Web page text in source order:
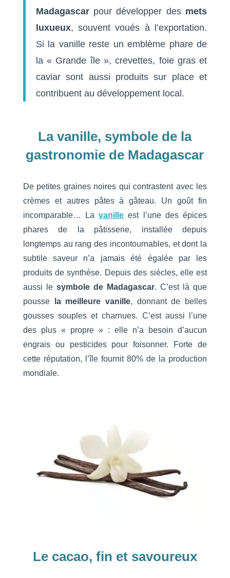
Madagascarpour développer des mets
luxueux, souvent voués à l’exportation.
Si la vanille reste un emblème phare de
la « Grande île », crevettes, foie gras et
caviar sont aussi produits sur place et
contribuent au développement local.
La vanille, symbole de la
gastronomie de Madagascar
De petites graines noires qui contrastent avec les
crèmes et autres pâtes à gâteau. Un goût fin
incomparable… Lavanille est l’une des épices
phares de la pâtisserie, installée depuis
longtemps au rang des incontournables, et dont la
subtile saveur n’a jamais été égalée par les
produits de synthèse. Depuis des siècles, elle est
aussi le symbole de Madagascar. C’est là que
pousse
la meilleure vanille, donnant de belles
gousses souples et charnues. C’est aussi l’une
des plus « propre » : elle n’a besoin d’aucun
engrais ou pesticides pour foisonner. Forte de
cette réputation, l’île fournit 80% de la production
mondiale.
Le cacao, fin et savoureux